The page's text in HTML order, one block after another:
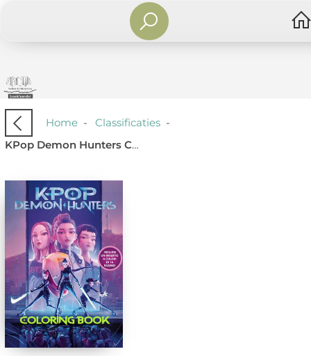
Home- Classificaties-
KPop Demon Hunters Coloring Book